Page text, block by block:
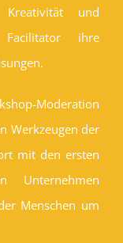
Kreativität und
ihre
Moderation
Werkzeugen der
mit den ersten
Unternehmen
Menschen um